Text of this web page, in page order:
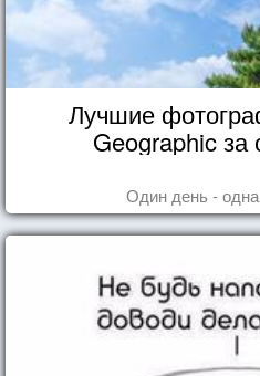
Лучшие
Geographic за
Один день -